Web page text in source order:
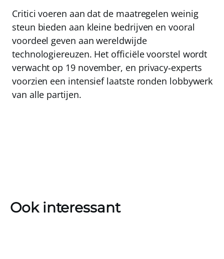
Critici voeren aan dat de maatregelen weinig
steun bieden aan kleine bedrijven en vooral
voordeel geven aan wereldwijde
technologiereuzen. Het officiële voorstel wordt
verwacht op 19 november, en privacy‑experts
voorzien een intensief laatste ronden lobbywerk
van alle partijen.
Ook interessant